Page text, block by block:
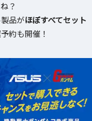
？
品がほぼすべてセット
約も開催！